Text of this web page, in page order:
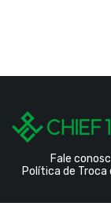
Fale
Política de Troca